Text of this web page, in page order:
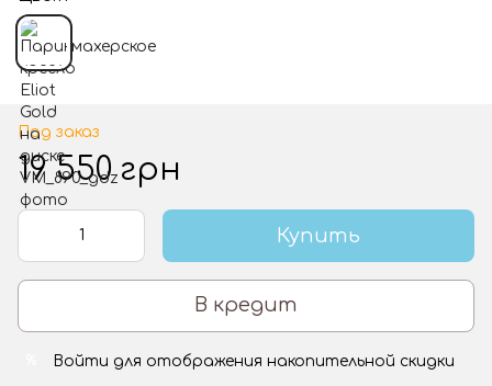
Под заказ
19 550 грн
Купить
В кредит
Войти для отображения накопительной скидки